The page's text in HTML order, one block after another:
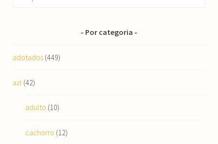
Por categoria
adotados (449)
azl (42)
adulto (10)
cachorro (12)